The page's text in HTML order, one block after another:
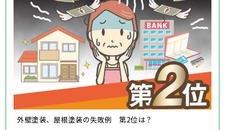
外壁塗装、屋根塗装の失敗例 第2位は？